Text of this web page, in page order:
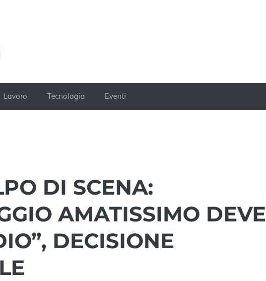
Lavoro Tecnologia Eventi
DI SCENA:
AMATISSIMO DEVE
DECISIONE